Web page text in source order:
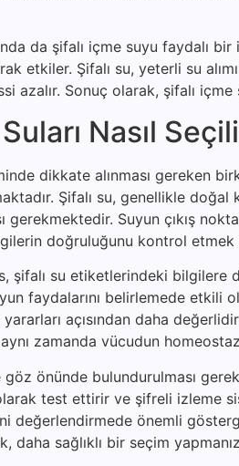
da şifalı içme suyu faydalı
etkiler. Şifalı su, yeterli su
azalır. Sonuç olarak, şifalı
Nasıl
dikkate alınması gereken
Şifalı su, genellikle
gerekmektedir. Suyun çıkış
doğruluğunu kontrol etmek
şifalı su etiketlerindeki
faydalarını belirlemede
açısından daha
zamanda vücudun
önünde bulundurulması
test ettirir ve şifreli izleme
değerlendirmede önemli
daha sağlıklı bir seçim